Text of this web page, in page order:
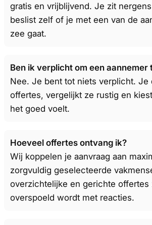
gratis en vrijblijvend. Je zit
beslist zelf of je met een van de
zee gaat.
Ben ik verplicht om een aannemer
Nee. Je bent tot niets verplicht. Je
offertes, vergelijkt ze rustig en
het goed voelt.
Hoeveel offertes ontvang ik?
Wij koppelen je aanvraag aan
zorgvuldig geselecteerde
overzichtelijke en gerichte offertes
overspoeld wordt met reacties.